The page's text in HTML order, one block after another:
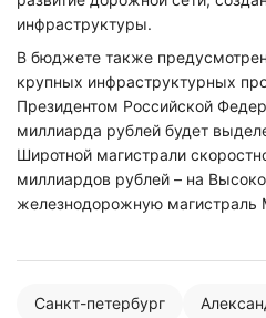
инфраструктуры.
В бюджете также
крупных инфраструктурных
Президентом Российской
миллиарда рублей будет
Широтной магистрали
миллиардов рублей – на
железнодорожную магистраль
Санкт-петербург
Нажимая на кнопку
соглашаетесь с